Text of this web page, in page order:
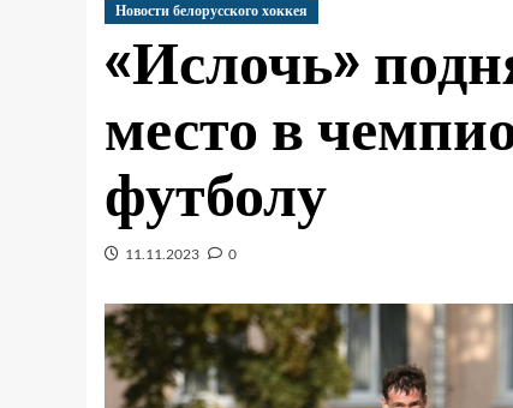
Новости белорусского хоккея
«Ислочь»
место в
футболу
11.11.2023 0